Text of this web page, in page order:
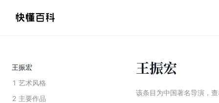
王振宏
1 艺术风格
2 主要作品
王振宏
该条目为中国著名导演 ，